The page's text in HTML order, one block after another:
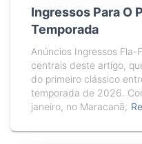
Ingressos Para O
Temporada
Anúncios Ingressos
centrais deste artigo,
do primeiro clássico
temporada de 2026.
janeiro, no Maracanã,